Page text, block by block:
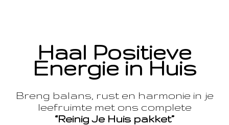
Haal Positieve
Energie in Huis
Breng balans, rust en harmonie in je
leefruimte met ons complete
“Reinig Je Huis pakket”